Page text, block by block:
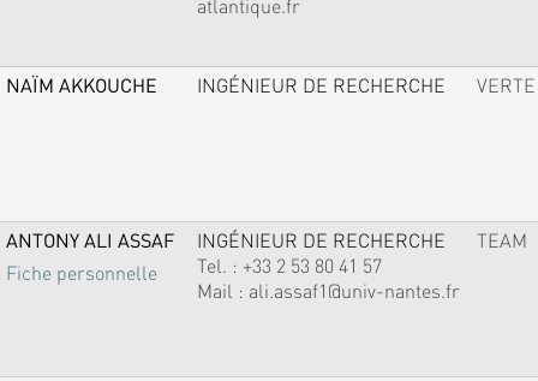
atlantique.fr
NAÏM AKKOUCHE INGÉNIEUR DE RECHERCHE VERTE
ANTONY ALI ASSAF
Fiche personnelle
INGÉNIEUR DE RECHERCHE
Tel. : +33 2 53 80 41 57
Mail : ali.assaf1@univ-nantes.fr
TEAM